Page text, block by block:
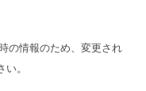
の情報のため、変更され
。